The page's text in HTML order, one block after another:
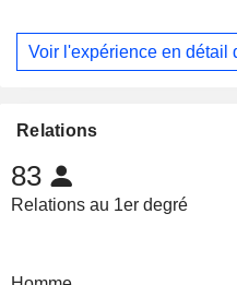
Voir l'expérience en détail
Relations
83
Relations au 1er degré